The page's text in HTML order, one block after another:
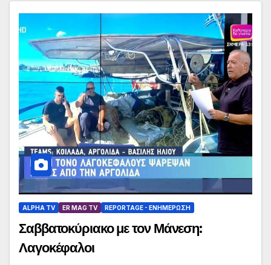
ALPHA TV ER MAG TV REPORTAGE - EΝΗΜΈΡΩΣΗ
Σαββατοκύριακο με τον Μάνεση:
Λαγοκέφαλοι